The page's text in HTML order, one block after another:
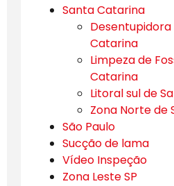
Santa Catarina
Catarina
Limpeza de
Catarina
Litoral sul de
Zona Norte de
São Paulo
Sucção de lama
Vídeo Inspeção
Zona Leste SP